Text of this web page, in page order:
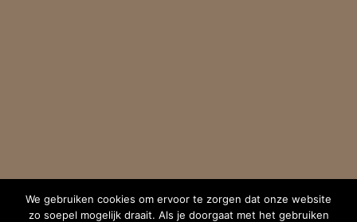
We gebruiken cookies om ervoor te zorgen dat onze website
zo soepel mogelijk draait. Als je doorgaat met het gebruiken